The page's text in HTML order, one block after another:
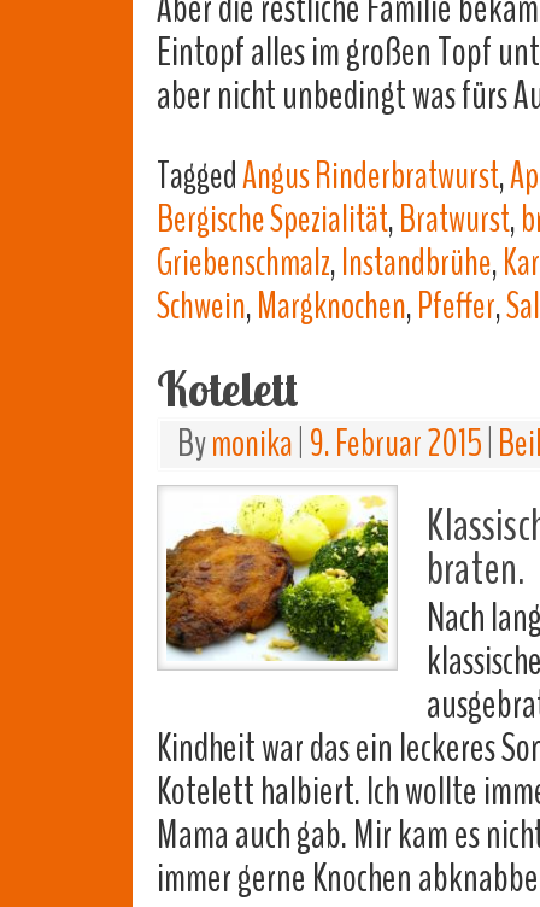
Eintopf alles im großen Topf
aber nicht unbedingt was fürs
TaggedAngus Rinderbratwurst,
Bergische Spezialität,Bratwurst,
Griebenschmalz,Instandbrühe,
Schwein,Margknochen,Pfeffer,
Kotelett
Bymonika 9. Februar 2015
braten.
Nach
Kindheit war das ein leckeres
Kotelett halbiert. Ich wollte
Mama auch gab. Mir kam es
immer gerne Knochen